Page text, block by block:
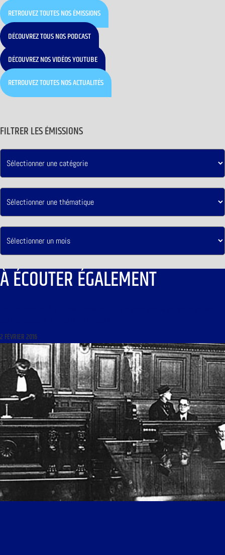
RETROUVEZ TOUTES NOS ÉMISSIONS
DÉCOUVREZ TOUS NOS PODCAST
DÉCOUVREZ NOS VIDÉOS YOUTUBE
RETROUVEZ TOUTES NOS ACTUALITÉS
FILTRER LES ÉMISSIONS
À ÉCOUTER ÉGALEMENT
2 FÉVRIER 2016